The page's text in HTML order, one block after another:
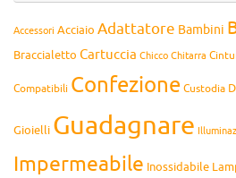
Accessori Acciaio Adattatore Bambini
Braccialetto Cartuccia Chicco Chitarra
Compatibili Confezione Custodia
Gioielli Guadagnare
Impermeabile Inossidabile